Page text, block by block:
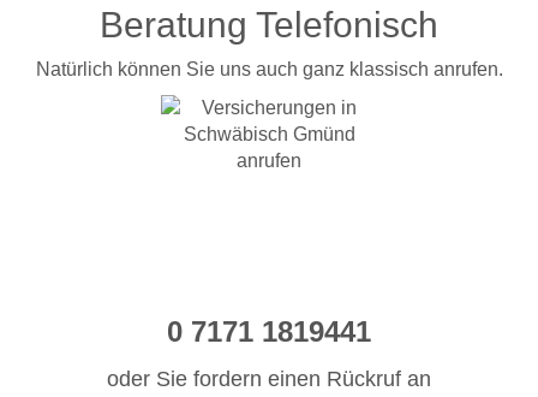
Beratung Telefonisch
Natürlich können Sie uns auch ganz klassisch anrufen.
0 7171 1819441
oder Sie fordern einen Rückruf an